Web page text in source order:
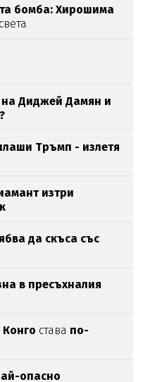
бомба: Хирошима
на Диджей Дамян и
Тръмп - излетя
изтри
да скъса със
в пресъхналия
става по-
опасно